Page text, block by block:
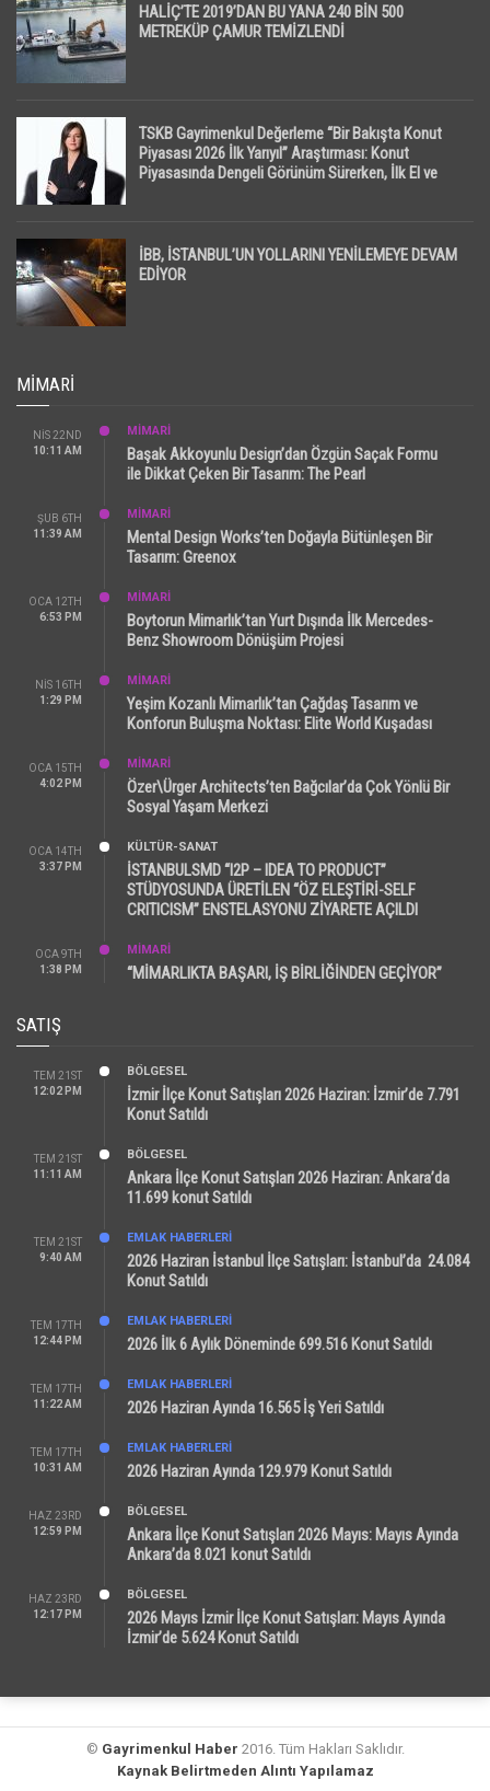
HALİÇ’TE 2019’DAN BU YANA 240 BİN 500
METREKÜP ÇAMUR TEMİZLENDİ
TSKB Gayrimenkul Değerleme “Bir Bakışta Konut
Piyasası 2026 İlk Yarıyıl” Araştırması: Konut
Piyasasında Dengeli Görünüm Sürerken, İlk El ve
İBB, İSTANBUL’UN YOLLARINI YENİLEMEYE DEVAM
EDİYOR
MIMARI
NIS 22ND
10:11 AM
MİMARİ
Başak Akkoyunlu Design’dan Özgün Saçak Formu
ile Dikkat Çeken Bir Tasarım: The Pearl
ŞUB 6TH
11:39 AM
MİMARİ
Mental Design Works’ten Doğayla Bütünleşen Bir
Tasarım: Greenox
OCA 12TH
6:53 PM
MİMARİ
Boytorun Mimarlık’tan Yurt Dışında İlk Mercedes-
Benz Showroom Dönüşüm Projesi
NIS 16TH
1:29 PM
MİMARİ
Yeşim Kozanlı Mimarlık’tan Çağdaş Tasarım ve
Konforun Buluşma Noktası: Elite World Kuşadası
OCA 15TH
4:02 PM
MİMARİ
Özer\Ürger Architects’ten Bağcılar’da Çok Yönlü Bir
Sosyal Yaşam Merkezi
OCA 14TH
3:37 PM
KÜLTÜR-SANAT
İSTANBULSMD “I2P – IDEA TO PRODUCT”
STÜDYOSUNDA ÜRETİLEN “ÖZ ELEŞTİRİ-SELF
CRITICISM” ENSTELASYONU ZİYARETE AÇILDI
OCA 9TH
1:38 PM
MİMARİ
“MİMARLIKTA BAŞARI, İŞ BİRLİĞİNDEN GEÇİYOR”
SATIŞ
TEM 21ST
12:02 PM
BÖLGESEL
İzmir İlçe Konut Satışları 2026 Haziran: İzmir’de 7.791
Konut Satıldı
TEM 21ST
11:11 AM
BÖLGESEL
Ankara İlçe Konut Satışları 2026 Haziran: Ankara’da
11.699 konut Satıldı
TEM 21ST
9:40 AM
EMLAK HABERLERI
2026 Haziran İstanbul İlçe Satışları: İstanbul’da 24.084
Konut Satıldı
TEM 17TH
12:44 PM
EMLAK HABERLERI
2026 İlk 6 Aylık Döneminde 699.516 Konut Satıldı
TEM 17TH
11:22 AM
EMLAK HABERLERI
2026 Haziran Ayında 16.565 İş Yeri Satıldı
TEM 17TH
10:31 AM
EMLAK HABERLERI
2026 Haziran Ayında 129.979 Konut Satıldı
HAZ 23RD
12:59 PM
BÖLGESEL
Ankara İlçe Konut Satışları 2026 Mayıs: Mayıs Ayında
Ankara’da 8.021 konut Satıldı
HAZ 23RD
12:17 PM
BÖLGESEL
2026 Mayıs İzmir İlçe Konut Satışları: Mayıs Ayında
İzmir’de 5.624 Konut Satıldı
© Gayrimenkul Haber 2016. Tüm Hakları Saklıdır.
Kaynak Belirtmeden Alıntı Yapılamaz